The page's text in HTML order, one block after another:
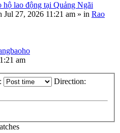
hộ lao động tại Quảng Ngãi
Jul 27, 2026 11:21 am » in Rao
am
Direction: